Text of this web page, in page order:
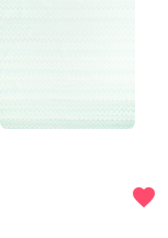
favorite